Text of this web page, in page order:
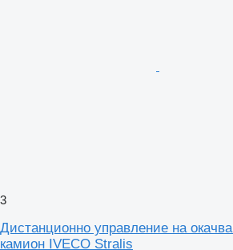
3
Дистанционно управление на
камион IVECO Stralis